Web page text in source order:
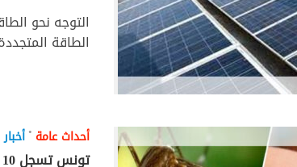
التوجه نحو
الطاقة
أحداث عامة • أخبار